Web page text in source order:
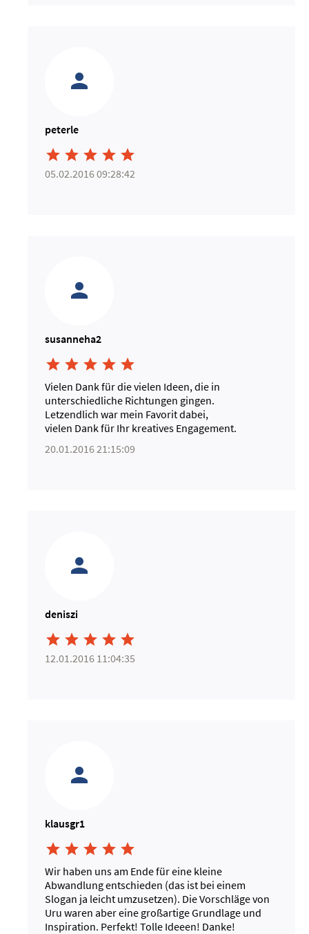
peterle
    
05.02.2016 09:28:42
susanneha2
    
Vielen Dank für die vielen Ideen, die in
unterschiedliche Richtungen gingen.
Letzendlich war mein Favorit dabei,
vielen Dank für Ihr kreatives Engagement.
20.01.2016 21:15:09
deniszi
    
12.01.2016 11:04:35
klausgr1
    
Wir haben uns am Ende für eine kleine
Abwandlung entschieden (das ist bei einem
Slogan ja leicht umzusetzen). Die Vorschläge von
Uru waren aber eine großartige Grundlage und
Inspiration. Perfekt! Tolle Ideeen! Danke!